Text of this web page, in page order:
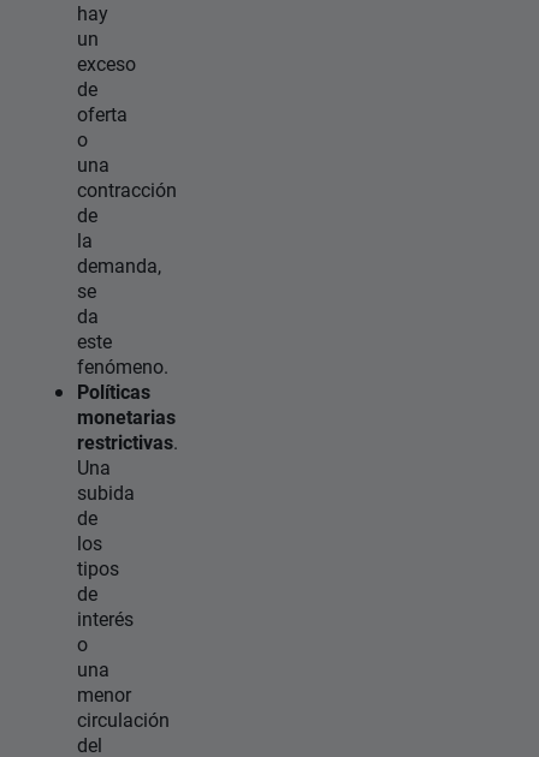
hay
un
exceso
de
oferta
o
una
contracción
de
la
demanda,
se
da
este
fenómeno.
Políticas
monetarias
restrictivas.
Una
subida
de
los
tipos
de
interés
o
una
menor
circulación
del